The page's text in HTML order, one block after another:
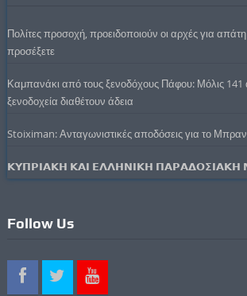
Πολίτες προσοχή, προειδοποιούν οι αρχές για απάτη
προσέξετε
Καμπανάκι από τους ξενοδόχους Πάφου: Μόλις 141
ξενοδοχεία διαθέτουν άδεια
Stoiximan: Ανταγωνιστικές αποδόσεις για το
𝝟𝝪𝝥𝝦𝝞𝝖𝝟𝝜 𝝟𝝖𝝞 𝝚𝝠𝝠𝝜𝝢𝝞𝝟𝝜 𝝥𝝖𝝦𝝖𝝙𝝤𝝨𝝞𝝖𝝟𝝜
Follow Us